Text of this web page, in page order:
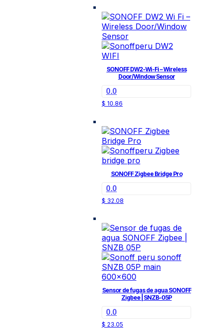
SONOFF DW2-Wi-Fi – Wireless
Door/Window Sensor
0.0
$ 10.86
SONOFF Zigbee Bridge Pro
0.0
$ 32.08
Sensor de fugas de agua SONOFF
Zigbee | SNZB-05P
0.0
$ 23.05